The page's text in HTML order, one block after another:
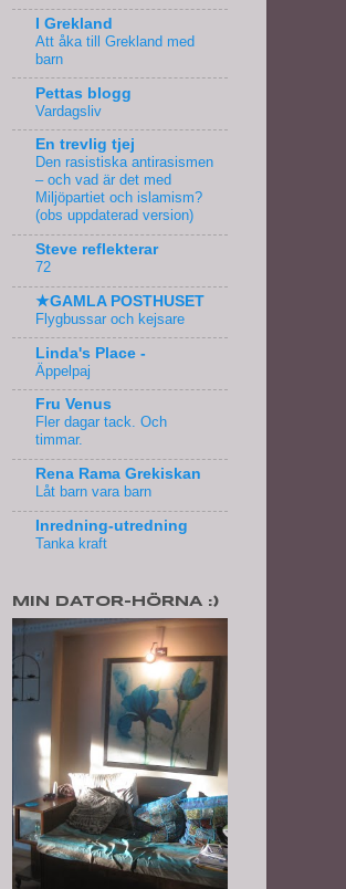
I Grekland
Att åka till Grekland med
barn
Pettas blogg
Vardagsliv
En trevlig tjej
Den rasistiska antirasismen
– och vad är det med
Miljöpartiet och islamism?
(obs uppdaterad version)
Steve reflekterar
72
★GAMLA POSTHUSET
Flygbussar och kejsare
Linda's Place -
Äppelpaj
Fru Venus
Fler dagar tack. Och
timmar.
Rena Rama Grekiskan
Låt barn vara barn
Inredning-utredning
Tanka kraft
MIN DATOR-HÖRNA :)